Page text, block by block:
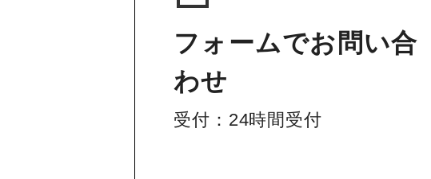
フォームでお問い合
わせ
受付：24時間受付